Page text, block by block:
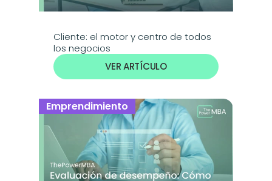
Cliente: el motor y centro de todos
los negocios
VER ARTÍCULO
Emprendimiento